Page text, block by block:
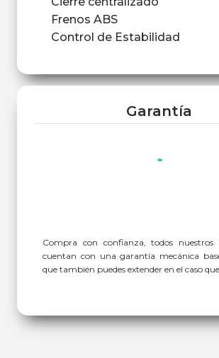
Frenos ABS
Control de Estabilidad
Garantía
Compra con confianza, todos nuestros
cuentan con una garantía mecánica
que también puedes extender en el caso